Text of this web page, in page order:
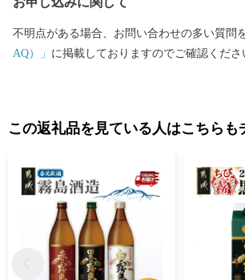
不明点がある場合、お問い合わせの多い質問
AQ）」 に掲載しておりますのでご確認くださ
この返礼品を見ている人はこちらも